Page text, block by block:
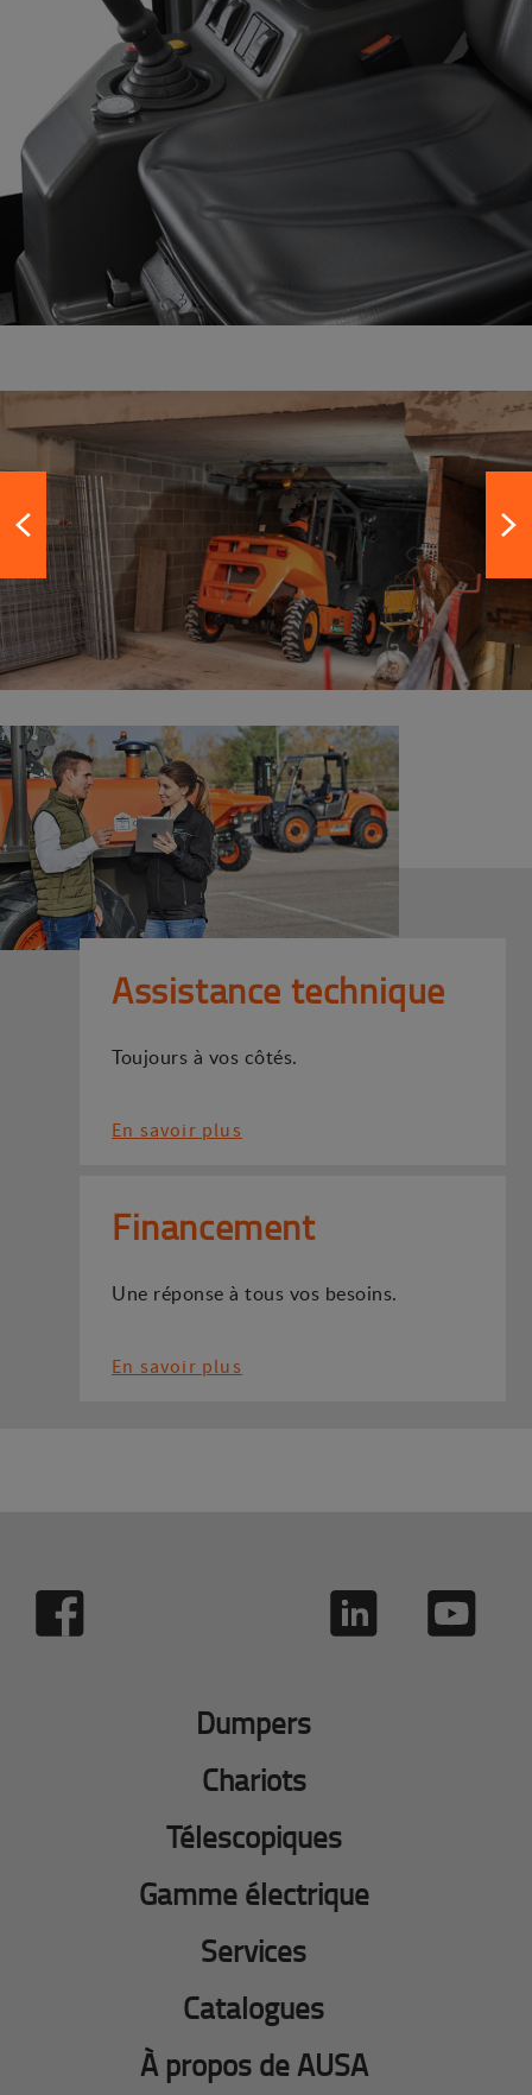
Assistance technique
Toujours à vos côtés.
En savoir plus
Financement
Une réponse à tous vos besoins.
En savoir plus
Dumpers
Chariots
Télescopiques
Gamme électrique
Services
Catalogues
À propos de AUSA